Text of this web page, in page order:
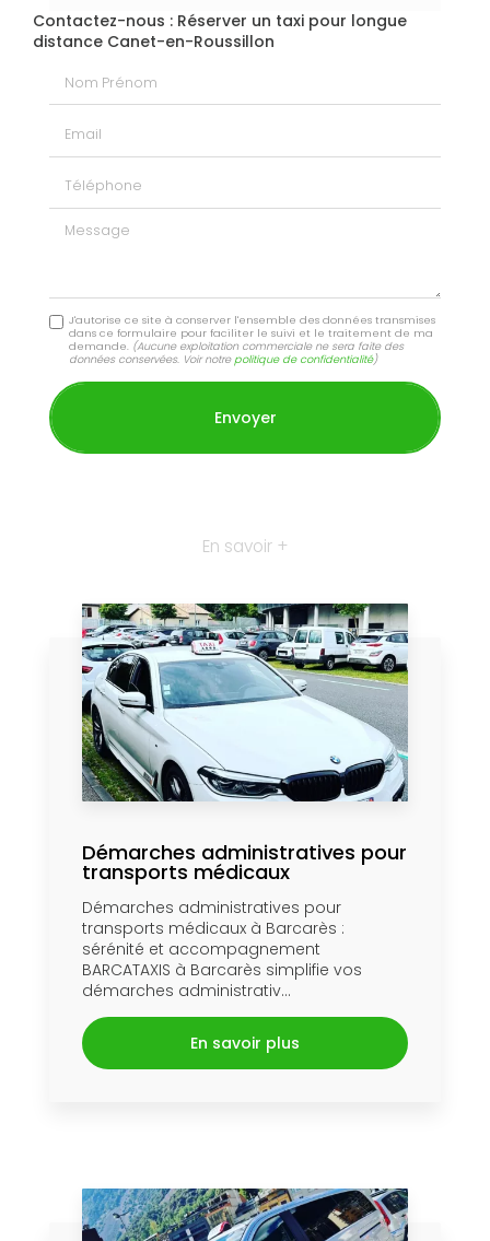
Contactez-nous : Réserver un taxi pour longue
distance Canet-en-Roussillon
Message
J'autorise ce site à conserver l'ensemble des données transmises
dans ce formulaire pour faciliter le suivi et le traitement de ma
demande. (Aucune exploitation commerciale ne sera faite des
données conservées. Voir notrepolitique de confidentialité)
En savoir +
Démarches administratives pour
transports médicaux
Démarches administratives pour
transports médicaux à Barcarès :
sérénité et accompagnement
BARCATAXIS à Barcarès simplifie vos
démarches administrativ...
En savoir plus